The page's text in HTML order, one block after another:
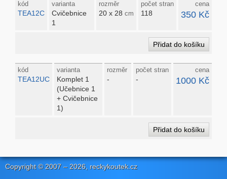
kód
TEA12C
varianta
Cvičebnice
1
rozměr
20 x 28 cm
počet stran
118
cena
350 Kč
kód
TEA12UC
varianta
Komplet 1
(Učebnice 1
+ Cvičebnice
1)
rozměr
-
počet stran
-
cena
1000 Kč
Copyright © 2007 – 2026 , reckykoutek.cz